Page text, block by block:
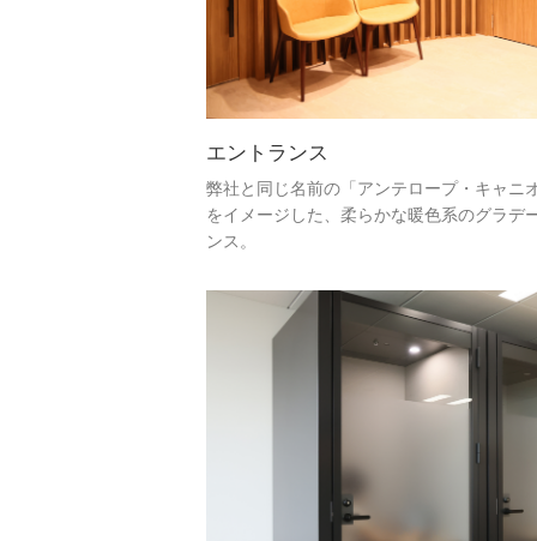
エントランス
弊社と同じ名前の「アンテロープ・キャニ
をイメージした、柔らかな暖色系のグラデ
ンス。